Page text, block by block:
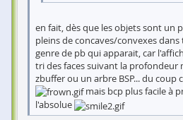
en fait, dès que les objets sont un
pleins de concaves/convexes dans
genre de pb qui apparait, car
tri des faces suivant la profondeur
zbuffer ou un arbre BSP... du coup
mais bcp plus facile à
l'absolue